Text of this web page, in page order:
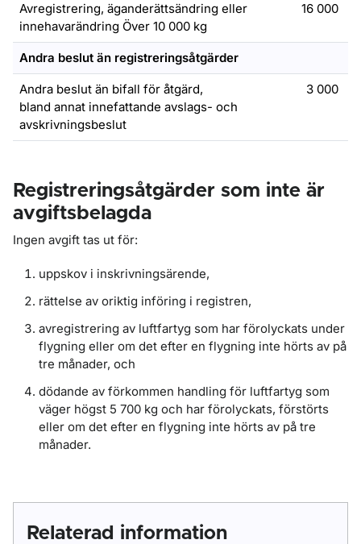
Avregistrering, äganderättsändring eller
innehavarändring Över 10 000 kg
16 000
Andra beslut än registreringsåtgärder
Andra beslut än bifall för åtgärd,
bland annat innefattande avslags- och
avskrivningsbeslut
3 000
Registreringsåtgärder som inte är
avgiftsbelagda
Ingen avgift tas ut för:
uppskov i inskrivningsärende,
rättelse av oriktig införing i registren,
avregistrering av luftfartyg som har förolyckats under
flygning eller om det efter en flygning inte hörts av på
tre månader, och
dödande av förkommen handling för luftfartyg som
väger högst 5 700 kg och har förolyckats, förstörts
eller om det efter en flygning inte hörts av på tre
månader.
Relaterad information